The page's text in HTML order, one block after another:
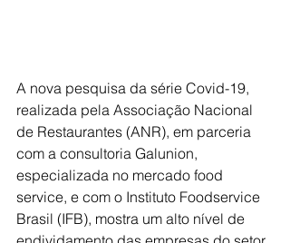
A nova pesquisa da série Covid-19,
realizada pela Associação Nacional
de Restaurantes (ANR), em parceria
com a consultoria Galunion,
especializada no mercado food
service, e com o Instituto Foodservice
Brasil (IFB), mostra um alto nível de